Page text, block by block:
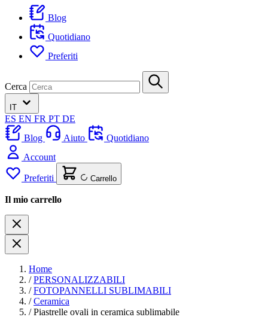
Blog
Quotidiano
Preferiti
Cerca
IT
ES EN FR PT DE
Blog
Aiuto
Quotidiano
Account
Preferiti Carrello
Il mio carrello
Home
/ PERSONALIZZABILI
/ FOTOPANNELLI SUBLIMABILI
/ Ceramica
/ Piastrelle ovali in ceramica sublimabile